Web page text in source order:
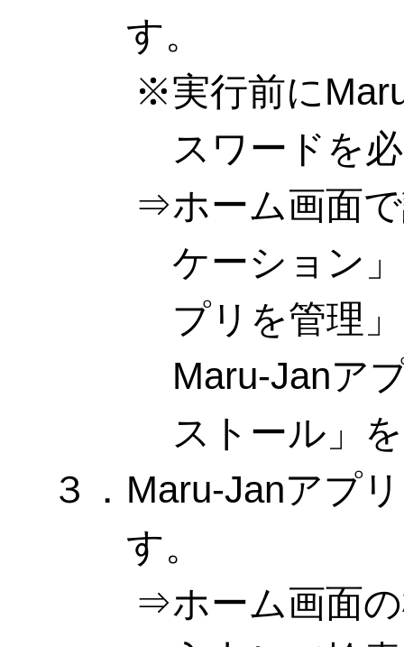
す。
実行前に
スワードを
ホーム画面
ケーション
プリを管理
Maru-Janア
ストール」
３．Maru-Janアプ
す。
ホーム画面